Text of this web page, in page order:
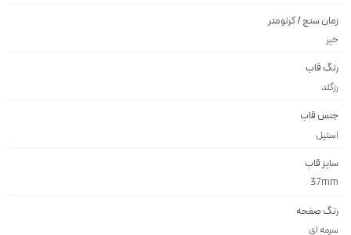
زمان سنج / کرنومتر
خیر
رنگ قاب
رزگلد
جنس قاب
استيل
سایز قاب
37mm
رنگ صفحه
سرمه اى